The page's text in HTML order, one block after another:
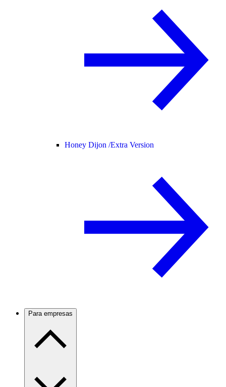
Honey Dijon /Extra Version
Para empresas